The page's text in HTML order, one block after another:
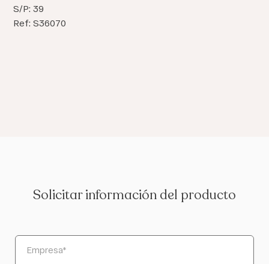
S/P: 39
Ref: S36070
Solicitar información del producto
Empresa*